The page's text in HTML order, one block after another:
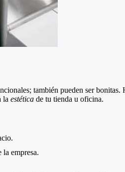
también pueden ser
la estéticade tu tienda u oficina.
la empresa.